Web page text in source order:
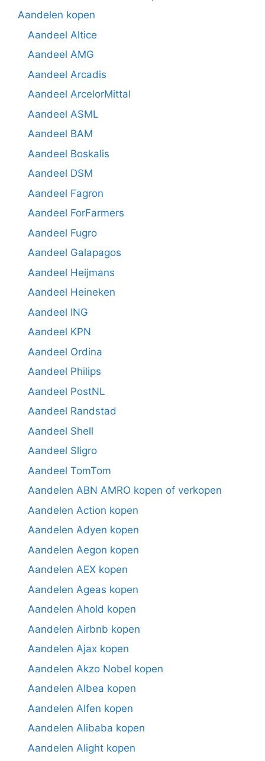
Aandelen kopen
Aandeel Altice
Aandeel AMG
Aandeel Arcadis
Aandeel ArcelorMittal
Aandeel ASML
Aandeel BAM
Aandeel Boskalis
Aandeel DSM
Aandeel Fagron
Aandeel ForFarmers
Aandeel Fugro
Aandeel Galapagos
Aandeel Heijmans
Aandeel Heineken
Aandeel ING
Aandeel KPN
Aandeel Ordina
Aandeel Philips
Aandeel PostNL
Aandeel Randstad
Aandeel Shell
Aandeel Sligro
Aandeel TomTom
Aandelen ABN AMRO kopen of verkopen
Aandelen Action kopen
Aandelen Adyen kopen
Aandelen Aegon kopen
Aandelen AEX kopen
Aandelen Ageas kopen
Aandelen Ahold kopen
Aandelen Airbnb kopen
Aandelen Ajax kopen
Aandelen Akzo Nobel kopen
Aandelen Albea kopen
Aandelen Alfen kopen
Aandelen Alibaba kopen
Aandelen Alight kopen